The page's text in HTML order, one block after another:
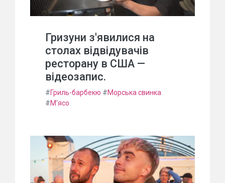
Гризуни з'явилися на
столах відвідувачів
ресторану в США —
відеозапис.
#Гриль-барбекю #Морська свинка
#М'ясо